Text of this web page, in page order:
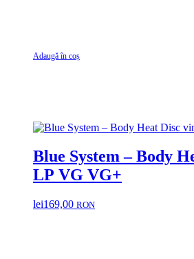
Adaugă în coș
Blue System – Body Heat Disc
LP VG VG+
lei169,00 RON